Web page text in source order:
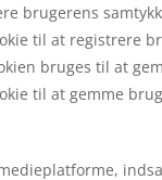
brugerens
til at registrere
bruges til at
til at gemme